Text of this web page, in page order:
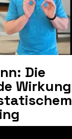
Die
Wirkung